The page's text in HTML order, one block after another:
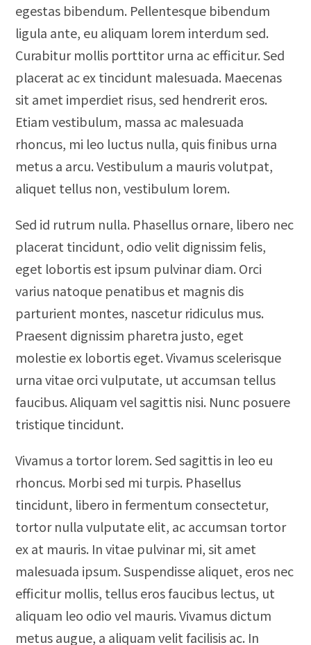
egestas bibendum. Pellentesque bibendum
ligula ante, eu aliquam lorem interdum sed.
Curabitur mollis porttitor urna ac efficitur. Sed
placerat ac ex tincidunt malesuada. Maecenas
sit amet imperdiet risus, sed hendrerit eros.
Etiam vestibulum, massa ac malesuada
rhoncus, mi leo luctus nulla, quis finibus urna
metus a arcu. Vestibulum a mauris volutpat,
aliquet tellus non, vestibulum lorem.
Sed id rutrum nulla. Phasellus ornare, libero nec
placerat tincidunt, odio velit dignissim felis,
eget lobortis est ipsum pulvinar diam. Orci
varius natoque penatibus et magnis dis
parturient montes, nascetur ridiculus mus.
Praesent dignissim pharetra justo, eget
molestie ex lobortis eget. Vivamus scelerisque
urna vitae orci vulputate, ut accumsan tellus
faucibus. Aliquam vel sagittis nisi. Nunc posuere
tristique tincidunt.
Vivamus a tortor lorem. Sed sagittis in leo eu
rhoncus. Morbi sed mi turpis. Phasellus
tincidunt, libero in fermentum consectetur,
tortor nulla vulputate elit, ac accumsan tortor
ex at mauris. In vitae pulvinar mi, sit amet
malesuada ipsum. Suspendisse aliquet, eros nec
efficitur mollis, tellus eros faucibus lectus, ut
aliquam leo odio vel mauris. Vivamus dictum
metus augue, a aliquam velit facilisis ac. In